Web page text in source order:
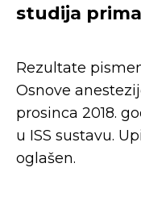
studija
Rezultate
Osnove
prosinca 2018.
u ISS sustavu.
oglašen.